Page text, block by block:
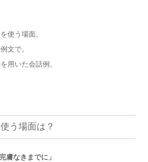
使う場面。
文で。
用いた会話例。
う場面は？
膚なきまでに」